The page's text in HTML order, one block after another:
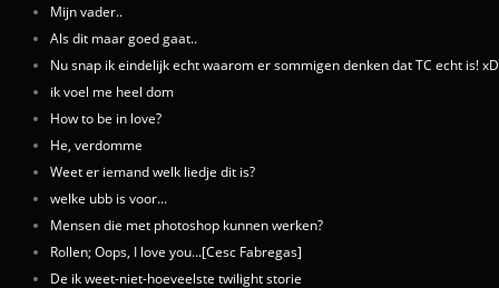
Mijn vader..
Als dit maar goed gaat..
Nu snap ik eindelijk echt waarom er sommigen denken dat TC echt is! xD
ik voel me heel dom
How to be in love?
He, verdomme
Weet er iemand welk liedje dit is?
welke ubb is voor...
Mensen die met photoshop kunnen werken?
Rollen; Oops, I love you...[Cesc Fabregas]
De ik weet-niet-hoeveelste twilight storie